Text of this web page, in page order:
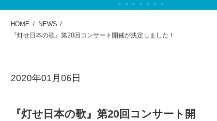
HOME / NEWS /
『灯せ日本の歌』第20回コンサート開催が決定しました！
2020年01月06日
『灯せ日本の歌』第20回コンサート開